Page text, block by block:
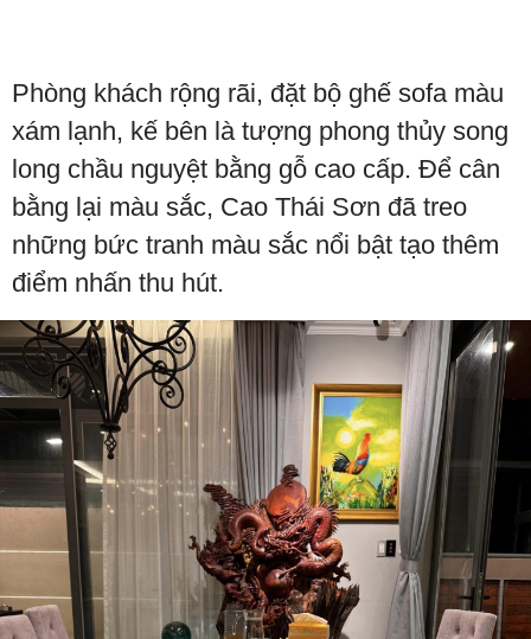
Phòng khách rộng rãi, đặt bộ ghế sofa màu
xám lạnh, kế bên là tượng phong thủy song
long chầu nguyệt bằng gỗ cao cấp. Để cân
bằng lại màu sắc, Cao Thái Sơn đã treo
những bức tranh màu sắc nổi bật tạo thêm
điểm nhấn thu hút.